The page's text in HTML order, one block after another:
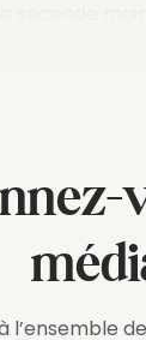
l’ensemble